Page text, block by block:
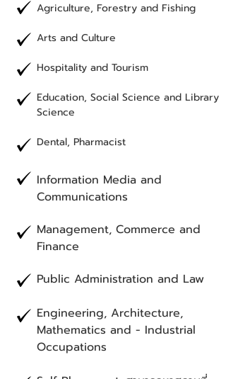
Agriculture, Forestry and Fishing
Arts and Culture
Hospitality and Tourism
Education, Social Science and Library
Science
Dental, Pharmacist
Information Media and
Communications
Management, Commerce and
Finance
Public Administration and Law
Engineering, Architecture,
Mathematics and - Industrial
Occupations